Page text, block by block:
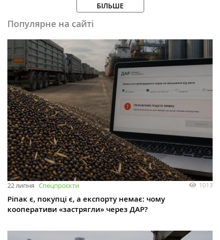
БІЛЬШЕ
Популярне на сайті
22 липня Спецпроєкти 1013
Ріпак є, покупці є, а експорту немає: чому
кооперативи «застрягли» через ДАР?